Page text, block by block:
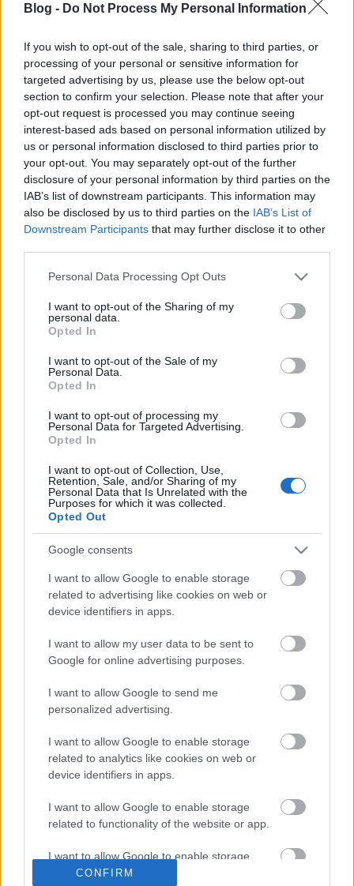
Blog - Do Not Process My Personal Information
If you wish to opt-out of the sale, sharing to third parties, or
processing of your personal or sensitive information for
targeted advertising by us, please use the below opt-out
section to confirm your selection. Please note that after your
opt-out request is processed you may continue seeing
interest-based ads based on personal information utilized by
us or personal information disclosed to third parties prior to
your opt-out. You may separately opt-out of the further
disclosure of your personal information by third parties on the
IAB’s list of downstream participants. This information may
also be disclosed by us to third parties on the IAB’s List of
Downstream Participants that may further disclose it to other
Please note that this website/app uses one or more Google
not limited to your visit or usage behaviour. You may click to
grant or deny consent to Google and its third-party tags to
use your data for below specified purposes in below Google
consent section.
Personal Data Processing Opt Outs
I want to opt-out of the Sharing of my
personal data.
Opted In
I want to opt-out of the Sale of my
Personal Data.
Opted In
I want to opt-out of processing my
Personal Data for Targeted Advertising.
Opted In
I want to opt-out of Collection, Use,
Retention, Sale, and/or Sharing of my
Personal Data that Is Unrelated with the
Purposes for which it was collected.
Opted Out
Google consents
I want to allow Google to enable storage
related to advertising like cookies on web or
device identifiers in apps.
I want to allow my user data to be sent to
Google for online advertising purposes.
I want to allow Google to send me
personalized advertising.
I want to allow Google to enable storage
related to analytics like cookies on web or
device identifiers in apps.
I want to allow Google to enable storage
related to functionality of the website or app.
I want to allow Google to enable storage
related to personalization.
CONFIRM
Kezdés:Február 21., 20:00
Belépő: 9990-16990 Ft
Facebook-eseményoldal
Kezdhetnénk azzal, hogy „a friss Grammy-díjas
Kraftwerk…”, de hát mit számít egy aranyszobor
azoknak, akik műfajokat teremtettek,
termékenyítettek meg? A németek nélkül egészen
biztosan nem úgy szólt volna az elmúlt negyven év
méltó, hogy a mai napig képesek, ha nem is újat, de
hozzánk is elérkező élő showjukkal teszik, ami az
életmű teljes egészét egy sokdimenziós térben
Címkék:ajánló programajánló koncert
Ajánlott bejegyzések: